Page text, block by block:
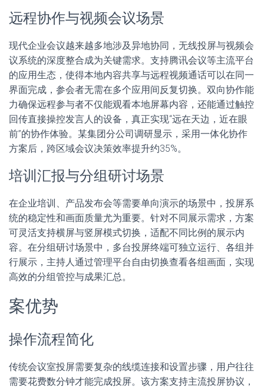
远程协作与视频会议场景
现代企业会议越来越多地涉及异地协同，无线投屏与视频会
议系统的深度整合成为关键需求。支持腾讯会议等主流平台
的应用生态，使得本地内容共享与远程视频通话可以在同一
界面完成，参会者无需在多个应用间反复切换。双向协作能
力确保远程参与者不仅能观看本地屏幕内容，还能通过触控
回传直接操控发言人的设备，真正实现“远在天边，近在眼
前”的协作体验。某集团分公司调研显示，采用一体化协作
方案后，跨区域会议决策效率提升约35%。
培训汇报与分组研讨场景
在企业培训、产品发布会等需要单向演示的场景中，投屏系
统的稳定性和画面质量尤为重要。针对不同展示需求，方案
可灵活支持横屏与竖屏模式切换，适配不同比例的展示内
容。在分组研讨场景中，多台投屏终端可独立运行、各组并
行展示，主持人通过管理平台自由切换查看各组画面，实现
高效的分组管控与成果汇总。
案优势
操作流程简化
传统会议室投屏需要复杂的线缆连接和设置步骤，用户往往
需要花费数分钟才能完成投屏。该方案支持主流投屏协议，